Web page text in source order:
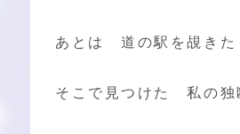
あとは 道の駅を覘き
そこで見つけた 私の独